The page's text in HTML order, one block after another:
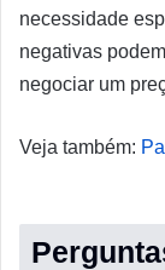
necessidade
negativas
negociar um
Veja também: